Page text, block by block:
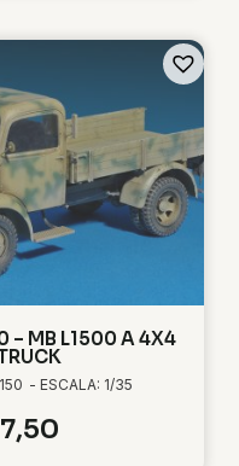
– MB L1500 A 4X4
- ESCALA: 1/35